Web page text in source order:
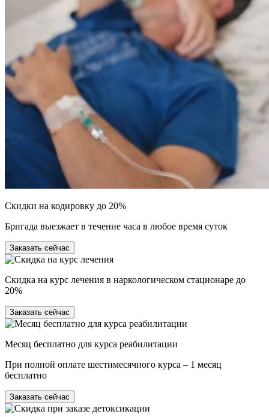
Скидки на кодировку до 20%
Бригада выезжает в течение часа в любое время суток
Заказать сейчас
Скидка на курс лечения в наркологическом стационаре до
20%
Заказать сейчас
Месяц бесплатно для курса реабилитации
При полной оплате шестимесячного курса – 1 месяц
бесплатно
Заказать сейчас